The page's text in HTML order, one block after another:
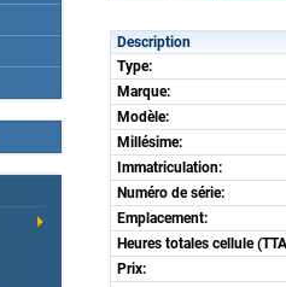
Description
Type:
Marque:
Modèle:
Millésime:
Immatriculation:
Numéro de série:
Emplacement:
Heures totales cellule
Prix: